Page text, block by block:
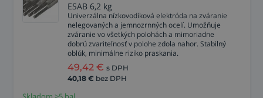
ESAB 6,2 kg
Univerzálna nízkovodíková elektróda na zváranie
nelegovaných a jemnozrnných ocelí. Umožňuje
zváranie vo všetkých polohách a mimoriadne
dobrú zvariteľnosť v polohe zdola nahor. Stabilný
oblúk, minimálne riziko praskania.
49,42 € s DPH
40,18 € bez DPH